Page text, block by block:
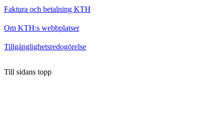
Faktura och betalning KTH
Om KTH:s webbplatser
Tillgänglighetsredogörelse
Till sidans topp